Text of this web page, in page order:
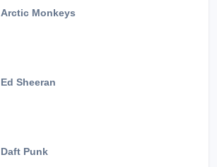
Arctic Monkeys
Ed Sheeran
Daft Punk